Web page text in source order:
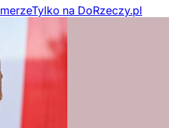
Tylko na DoRzeczy.pl